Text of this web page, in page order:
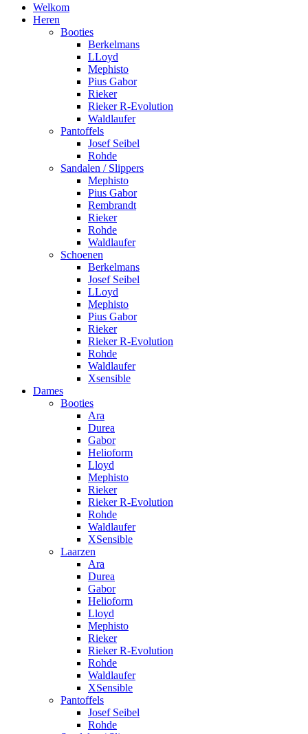
Welkom
Heren
Booties
Berkelmans
LLoyd
Mephisto
Pius Gabor
Rieker
Rieker R-Evolution
Waldlaufer
Pantoffels
Josef Seibel
Rohde
Sandalen / Slippers
Mephisto
Pius Gabor
Rembrandt
Rieker
Rohde
Waldlaufer
Schoenen
Berkelmans
Josef Seibel
LLoyd
Mephisto
Pius Gabor
Rieker
Rieker R-Evolution
Rohde
Waldlaufer
Xsensible
Dames
Booties
Ara
Durea
Gabor
Helioform
Lloyd
Mephisto
Rieker
Rieker R-Evolution
Rohde
Waldlaufer
XSensible
Laarzen
Ara
Durea
Gabor
Helioform
Lloyd
Mephisto
Rieker
Rieker R-Evolution
Rohde
Waldlaufer
XSensible
Pantoffels
Josef Seibel
Rohde